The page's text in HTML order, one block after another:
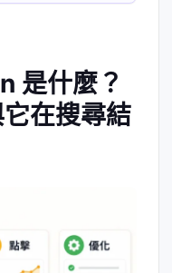
是什麼？
在搜尋結